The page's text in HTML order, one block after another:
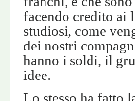
facendo credito ai
studiosi, come
dei nostri
hanno i soldi, il
idee.
Lo stesso ha fatto